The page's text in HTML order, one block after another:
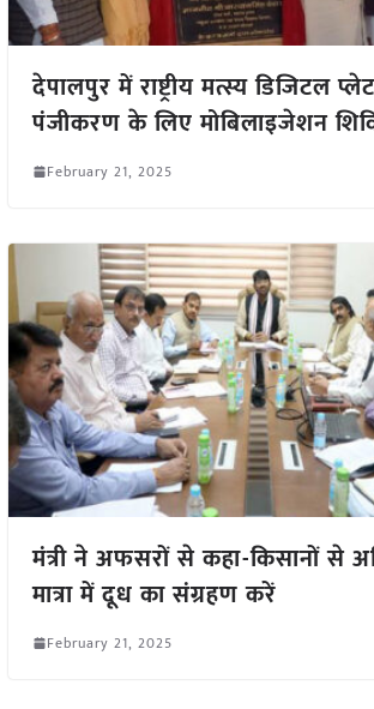
देपालपुर में राष्ट्रीय मत्स्य डिजिटल
पंजीकरण के लिए मोबिलाइजेशन
February 21, 2025
मंत्री ने अफसरों से कहा-किसानों से
मात्रा में दूध का संग्रहण करें
February 21, 2025